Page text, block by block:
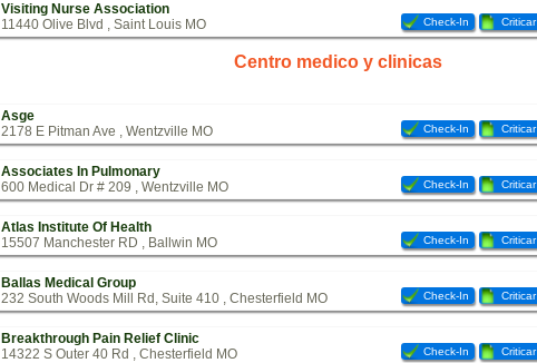
Visiting Nurse Association
11440 Olive Blvd , Saint Louis MO
Check-In Criticar
Centro medico y clinicas
Asge
2178 E Pitman Ave , Wentzville MO
Check-In Criticar
Associates In Pulmonary
600 Medical Dr # 209 , Wentzville MO
Check-In Criticar
Atlas Institute Of Health
15507 Manchester RD , Ballwin MO
Check-In Criticar
Ballas Medical Group
232 South Woods Mill Rd, Suite 410 , Chesterfield MO
Check-In Criticar
Breakthrough Pain Relief Clinic
14322 S Outer 40 Rd , Chesterfield MO
Check-In Criticar